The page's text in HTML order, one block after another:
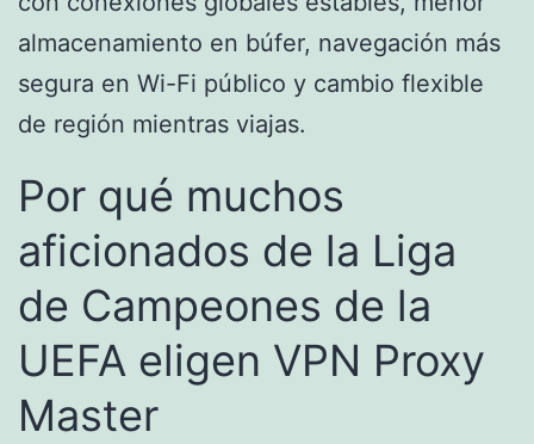
almacenamiento en búfer, navegación más
segura en Wi-Fi público y cambio flexible
de región mientras viajas.
Por qué muchos
aficionados de la Liga
de Campeones de la
UEFA eligen VPN Proxy
Master